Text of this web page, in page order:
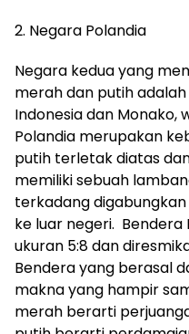
2. Negara Polandia
Negara kedua yang
merah dan putih adalah
Indonesiadan Monako,
Polandia merupakan
putih terletak diatas
memiliki sebuah
terkadang
ke luar negeri. Bendera
ukuran 5:8dan
Bendera yang berasal
makna yang hampir
merah berarti